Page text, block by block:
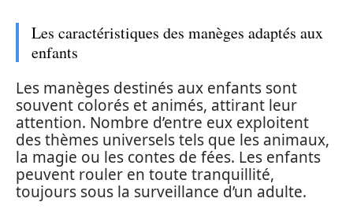
Les caractéristiques des manèges adaptés aux
enfants
Les manèges destinés aux enfants sont
souvent colorés et animés, attirant leur
attention. Nombre d’entre eux exploitent
des thèmes universels tels que les animaux,
la magie ou les contes de fées. Les enfants
peuvent rouler en toute tranquillité,
toujours sous la surveillance d’un adulte.